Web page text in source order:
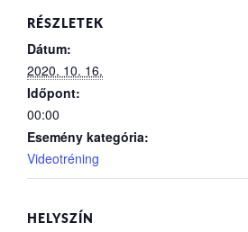
RÉSZLETEK
Dátum:
2020. 10. 16.
Időpont:
00:00
Esemény kategória:
Videotréning
HELYSZÍN